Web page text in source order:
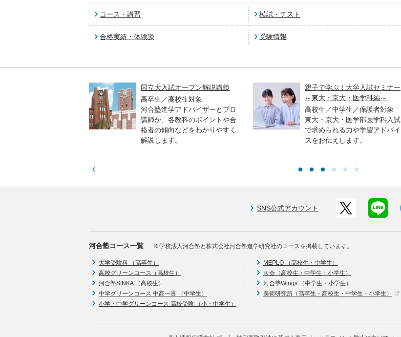
コース・講習 模試・テスト
合格実績・体験談 受験情報
国立大入試オープン解説講義
高卒生／高校生対象
河合塾進学アドバイザーとプロ
講師が、各教科のポイントや合
格者の傾向などをわかりやすく
解説します。
親子で学ぶ！大学入試セミナー
～東大・京大・医学科編～
高校生／中学生／保護者対象
東大・京大・医学部医学科入試
で求められる力や学習アドバイ
スをお伝えします。
SNS公式アカウント
河合塾コース一覧 ※学校法人河合塾と株式会社河合塾進学研究社のコースを掲載しています。
大学受験科 （高卒生）
高校グリーンコース（高校生）
河合塾SINKA （高校生）
中学グリーンコース 中高一貫 （中学生）
小学・中学グリーンコース 高校受験 （小・中学生）
MEPLO （高校生・中学生）
Ｋ会（高校生・中学生・小学生）
河合塾Wings （中学生・小学生）
美術研究所（高卒生・高校生・中学生・小学生）